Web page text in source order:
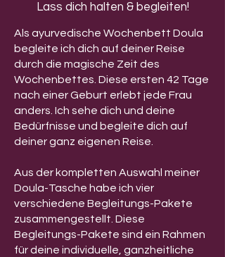
Lass dich halten & begleiten!
Als ayurvedische Wochenbett Doula
begleite ich dich auf deiner Reise
durch die magische Zeit des
Wochenbettes. Diese ersten 42 Tage
nach einer Geburt erlebt jede Frau
anders. Ich sehe dich und deine
Bedürfnisse und begleite dich auf
deiner ganz eigenen Reise.
Aus der kompletten Auswahl meiner
Doula-Tasche habe ich vier
verschiedene Begleitungs-Pakete
zusammengestellt. Diese
Begleitungs-Pakete sind ein Rahmen
für deine individuelle, ganzheitliche